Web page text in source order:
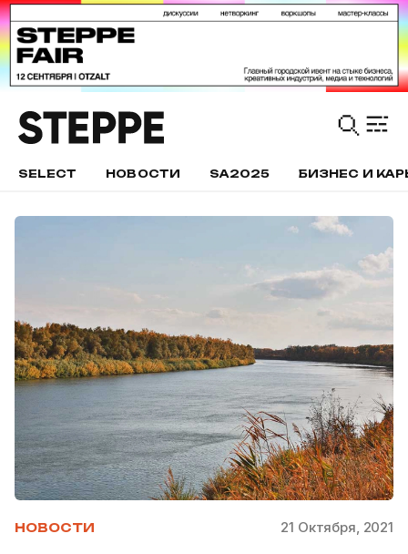
SELECT НОВОСТИ SA2025 БИЗНЕС И
НОВОСТИ 21 Октября, 2021